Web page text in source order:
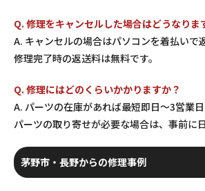
Q. 修理をキャンセルした場合はどうなりま
A. キャンセルの場合はパソコンを着払いで
修理完了時の返送料は無料です。
Q. 修理にはどのくらいかかりますか？
A. パーツの在庫があれば最短即日〜3営業日
パーツの取り寄せが必要な場合は、事前に
茅野市・長野からの修理事例